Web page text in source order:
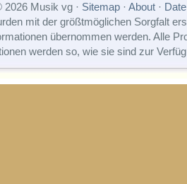
2026 Musik vg · Sitemap· About·
mit der größtmöglichen Sorgfalt
übernommen werden. Alle
werden so, wie sie sind zur